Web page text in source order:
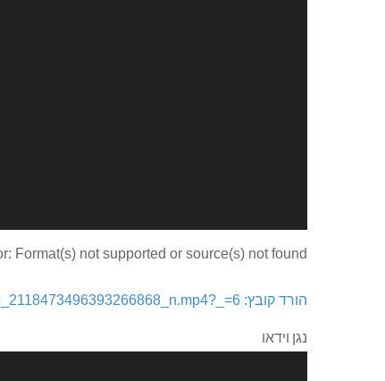
Format(s) not supported or source(s) not found
הורד קובץ: https://kfarnik.co.il/wp-content/uploads/2024/06/449513103_442540258594269_2118473496393266868_n.mp4?_=6
נגן וידאו